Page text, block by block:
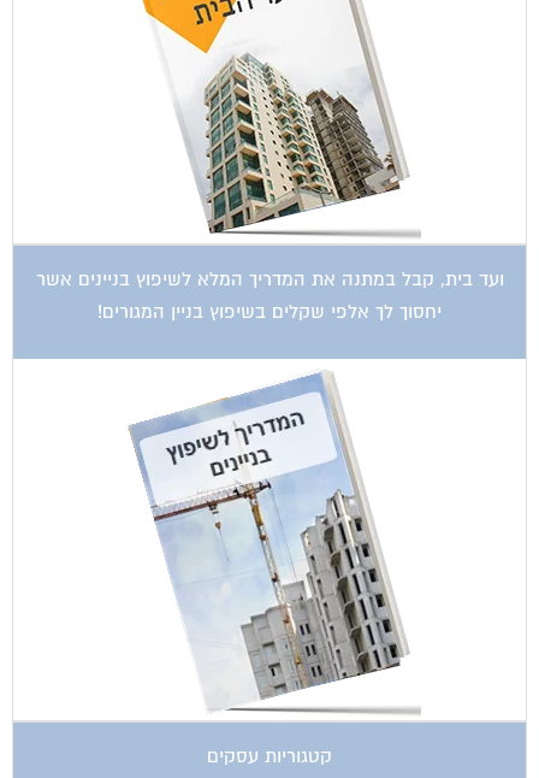
ועד בית, קבל במתנה את המדריך המלא לשיפוץ בניינים אשר
יחסוך לך אלפי שקלים בשיפוץ בניין המגורים!
קטגוריות עסקים